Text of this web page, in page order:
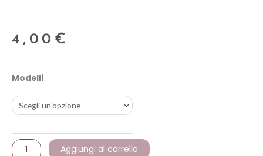
4,00 €
Modelli
Sfera
glass
glitter
opaca
quantità
Aggiungi al carrello